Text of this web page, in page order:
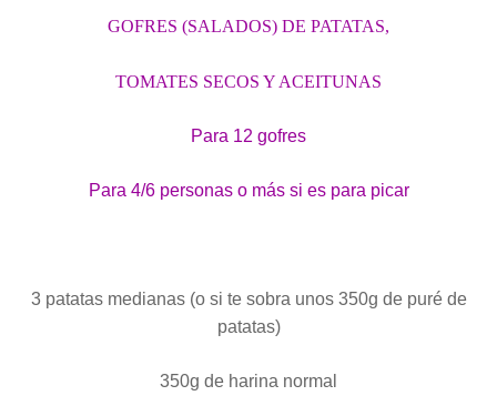
GOFRES (SALADOS) DE PATATAS,
TOMATES SECOS Y ACEITUNAS
Para 12 gofres
Para 4/6 personas o más si es para picar
3 patatas medianas (o si te sobra unos 350g de puré de
patatas)
350g de harina normal